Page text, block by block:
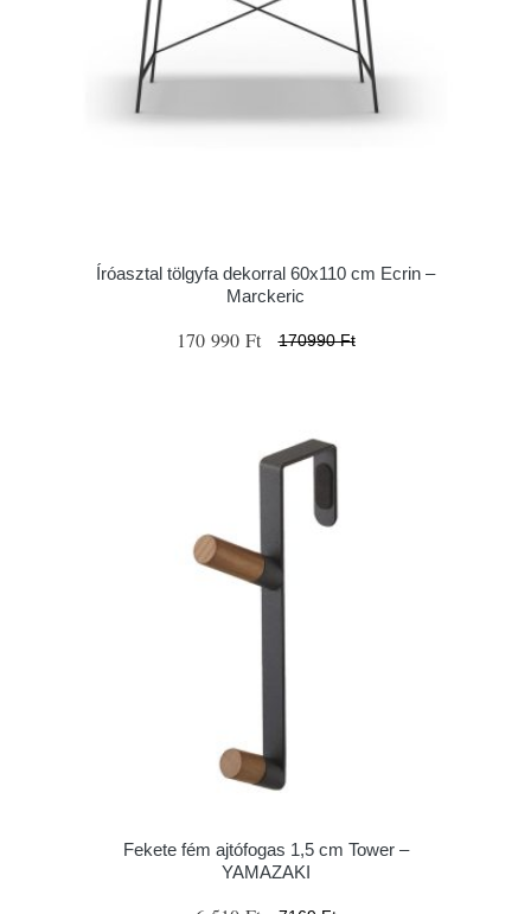
Íróasztal tölgyfa dekorral 60x110 cm Ecrin –
Marckeric
170 990 Ft 170990 Ft
Fekete fém ajtófogas 1,5 cm Tower –
YAMAZAKI